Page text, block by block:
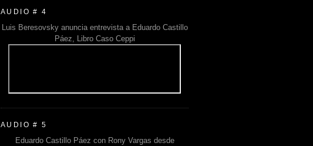
AUDIO # 4
Luis Beresovsky anuncia entrevista a Eduardo Castillo
Páez, Libro Caso Ceppi
AUDIO # 5
Eduardo Castillo Páez con Rony Vargas desde